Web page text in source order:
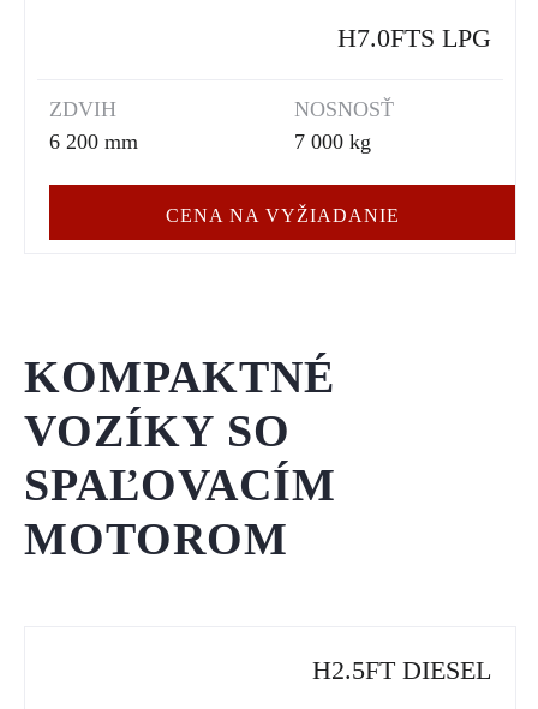
H7.0FTS LPG
ZDVIH
6 200 mm
NOSNOSŤ
7 000 kg
CENA NA VYŽIADANIE
KOMPAKTNÉ
VOZÍKY SO
SPAĽOVACÍM
MOTOROM
H2.5FT DIESEL